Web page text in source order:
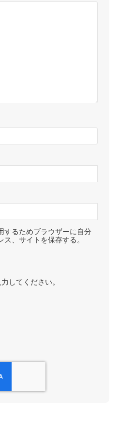
するためブラウザーに自分
、サイトを保存する。
してください。